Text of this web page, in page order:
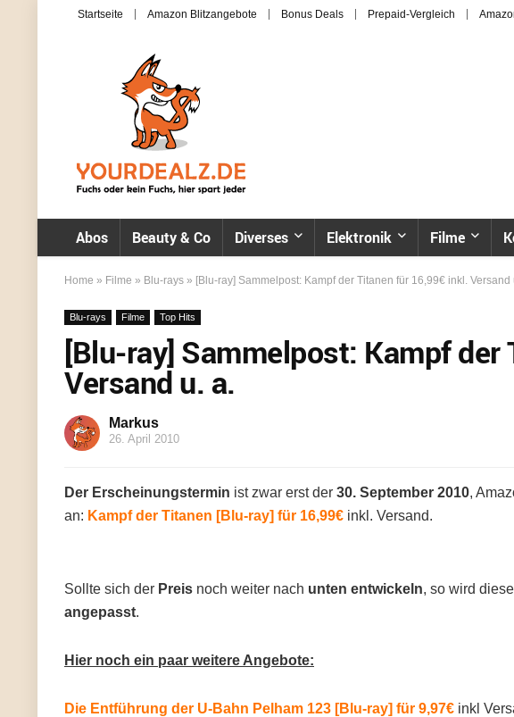
Startseite Amazon Blitzangebote Bonus Deals Prepaid-Vergleich
Abos Beauty & Co Diverses Elektronik Filme
Home » Filme » Blu-rays » [Blu-ray] Sammelpost: Kampf der Titanen für 16,99€ inkl. Versand
Blu-rays Filme Top Hits
[Blu-ray] Sammelpost: Kampf
Versand u. a.
Markus
26. April 2010
Der Erscheinungstermin ist zwar erst der 30. September 2010,
an: Kampf der Titanen [Blu-ray] für 16,99€ inkl. Versand.
Sollte sich der Preis noch weiter nach unten entwickeln, so wird
angepasst.
Hier noch ein paar weitere Angebote:
Die Entführung der U-Bahn Pelham 123 [Blu-ray] für 9,97€ inkl